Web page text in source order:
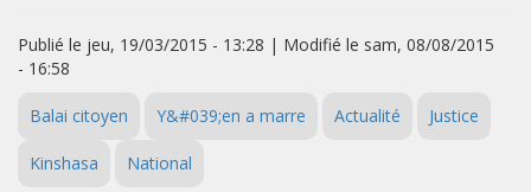
Publié le jeu, 19/03/2015 - 13:28 | Modifié le sam, 08/08/2015
- 16:58
Balai citoyen Y&#039;en a marre Actualité Justice
Kinshasa National